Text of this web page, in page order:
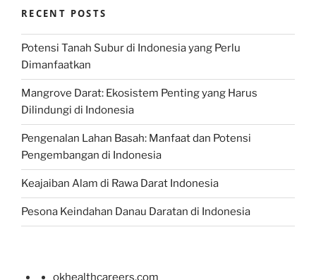
RECENT POSTS
Potensi Tanah Subur di Indonesia yang Perlu
Dimanfaatkan
Mangrove Darat: Ekosistem Penting yang Harus
Dilindungi di Indonesia
Pengenalan Lahan Basah: Manfaat dan Potensi
Pengembangan di Indonesia
Keajaiban Alam di Rawa Darat Indonesia
Pesona Keindahan Danau Daratan di Indonesia
okhealthcareers.com